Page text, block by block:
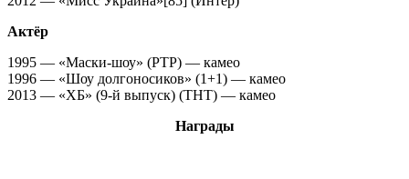
Актёр
1995 — «Маски-шоу» (РТР) — камео
1996 — «Шоу долгоносиков» (1+1) — камео
2013 — «ХБ» (9-й выпуск) (ТНТ) — камео
Награды